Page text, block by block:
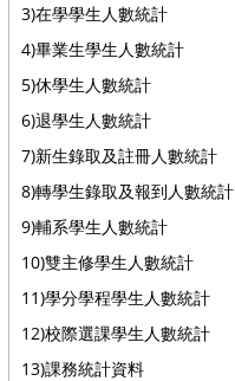
3)在學學生人數統計
4)畢業生學生人數統計
5)休學生人數統計
6)退學生人數統計
7)新生錄取及註冊人數統計
8)轉學生錄取及報到人數統計
9)輔系學生人數統計
10)雙主修學生人數統計
11)學分學程學生人數統計
12)校際選課學生人數統計
13)課務統計資料